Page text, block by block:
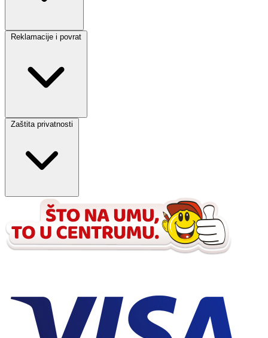
Reklamacije i povrat
Zaštita privatnosti